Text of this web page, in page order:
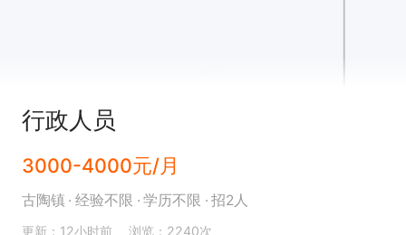
行政人员
3000-4000元/月
古陶镇 经验不限 学历不限 招2人
更新：12小时前 浏览：2240次